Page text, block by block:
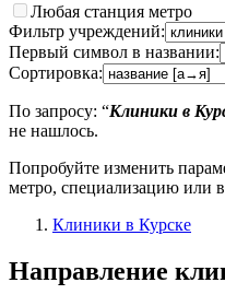
Любая станция метро
Фильтр учреждений:
Первый символ в названии:
Сортировка:
По запросу: “Клиники в
не нашлось.
Попробуйте изменить
метро, специализацию или
Клиники в Курске
Направление